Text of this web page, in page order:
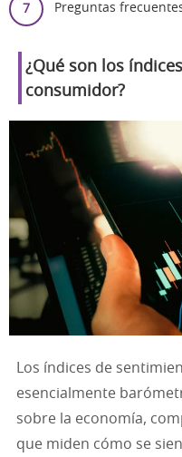
Preguntas
¿Qué son los
consumidor?
Los índices de
esencialmente
sobre la economía,
que miden cómo se